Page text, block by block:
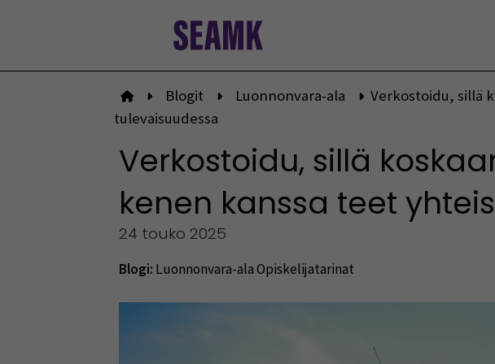
Etusivulle
Blogit Luonnonvara-ala
Verkostoidu, sillä
tulevaisuudessa
Verkostoidu, sillä
kenen kanssa teet
24 touko 2025
Blogi: Luonnonvara-alaOpiskelijatarinat